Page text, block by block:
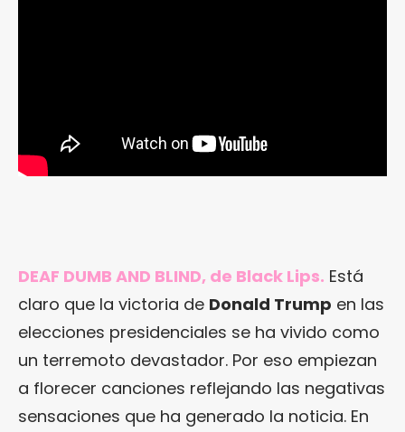
DEAF DUMB AND BLIND, de Black Lips. Está
claro que la victoria de Donald Trump en las
elecciones presidenciales se ha vivido como
un terremoto devastador. Por eso empiezan
a florecer canciones reflejando las negativas
sensaciones que ha generado la noticia. En